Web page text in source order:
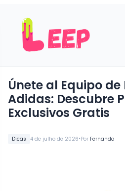
Dicas 4 de julho de 2026•Por Fernando
Únete al Equipo
Adidas: Descubre
Exclusivos Gratis